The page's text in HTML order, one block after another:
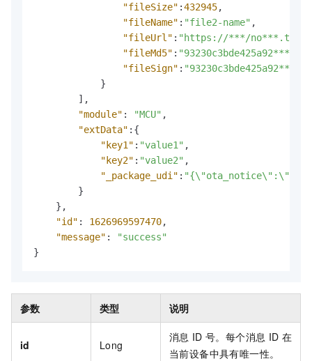
"fileSize" :432945,
"fileName" : "file2-name" ,
"fileUrl" : "https://***/
"fileMd5" : "93230c3bde425a92***"
"fileSign" : "93230c3bde425a92****"
}
] ,
"module" : "MCU" ,
"extData" : {
"key1" : "value1" ,
"key2" : "value2" ,
"_package_udi" : "{\"ota_notice\":\"升级底
}
} ,
"id" : 1626969597470,
"message" :
"success"
}
参数 类型 说明
id Long
消息 ID 号。每个消息 ID 在
当前设备中具有唯一性。